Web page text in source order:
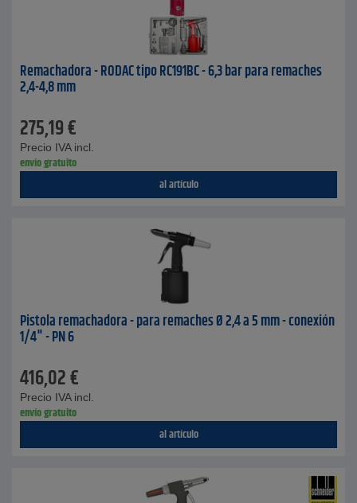
Remachadora - RODAC tipo RC191BC - 6,3 bar para remaches
2,4-4,8 mm
275,19€
Precio IVA incl.
envío gratuito
al artículo
Pistola remachadora - para remaches Ø 2,4 a 5 mm - conexión
1/4" - PN 6
416,02€
Precio IVA incl.
envío gratuito
al artículo